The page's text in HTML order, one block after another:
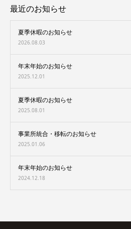
最近のお知らせ
夏季休暇のお知らせ
2026.08.03
年末年始のお知らせ
2025.12.01
夏季休暇のお知らせ
2025.08.01
事業所統合・移転のお知らせ
2025.01.06
年末年始のお知らせ
2024.12.18